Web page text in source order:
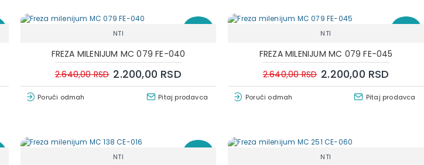
NTI
FREZA MILENIJUM MC 079 FE-040
2.200,00 RSD
2.640,00 RSD
Poruči odmah Pitaj prodavca
NTI
FREZA MILENIJUM MC 079 FE-045
2.200,00 RSD
2.640,00 RSD
Poruči odmah Pitaj prodavca
NTI NTI